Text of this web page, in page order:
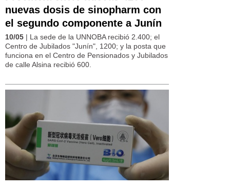
nuevas dosis de sinopharm con
el segundo componente a Junín
10/05 | La sede de la UNNOBA recibió 2.400; el
Centro de Jubilados "Junín", 1200; y la posta que
funciona en el Centro de Pensionados y Jubilados
de calle Alsina recibió 600.